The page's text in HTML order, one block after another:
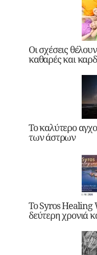
Οι σχέσεις
καθαρές και
Το καλύτερο
των άστρων
Το Syros Healing
δεύτερη χρονιά